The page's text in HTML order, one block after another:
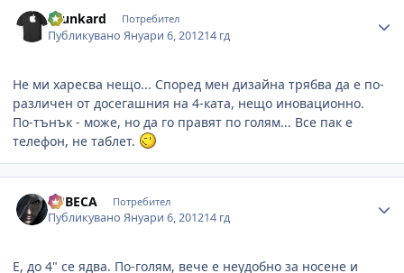
drunkard Потребител
ПубликуваноЯнуари 6, 201214 гд
Не ми харесва нещо... Според мен дизайна трябва да е по-
различен от досегашния на 4-ката, нещо иновационно.
По-тънък - може, но да го правят по голям... Все пак е
телефон, не таблет.
LUBECA Потребител
ПубликуваноЯнуари 6, 201214 гд
Е, до 4" се ядва. По-голям, вече е неудобно за носене и